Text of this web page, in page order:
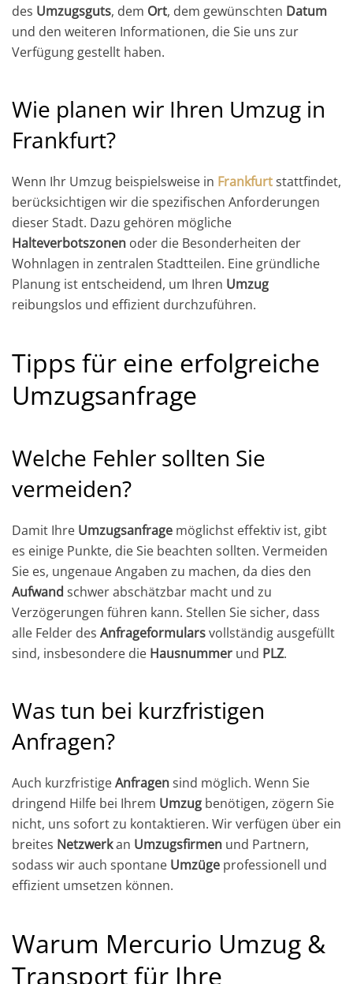
des Umzugsguts, dem Ort, dem gewünschten Datum
und den weiteren Informationen, die Sie uns zur
Verfügung gestellt haben.
Wie planen wir Ihren Umzug in
Frankfurt?
Wenn Ihr Umzug beispielsweise in Frankfurtstattfindet,
berücksichtigen wir die spezifischen Anforderungen
dieser Stadt. Dazu gehören mögliche
Halteverbotszonen oder die Besonderheiten der
Wohnlagen in zentralen Stadtteilen. Eine gründliche
Planung ist entscheidend, um Ihren Umzug
reibungslos und effizient durchzuführen.
Tipps für eine erfolgreiche
Umzugsanfrage
Welche Fehler sollten Sie
vermeiden?
Damit Ihre Umzugsanfrage möglichst effektiv ist, gibt
es einige Punkte, die Sie beachten sollten. Vermeiden
Sie es, ungenaue Angaben zu machen, da dies den
Aufwand schwer abschätzbar macht und zu
Verzögerungen führen kann. Stellen Sie sicher, dass
alle Felder des Anfrageformularsvollständig ausgefüllt
sind, insbesondere die Hausnummer und PLZ.
Was tun bei kurzfristigen
Anfragen?
Auch kurzfristigeAnfragensind möglich. Wenn Sie
dringend Hilfe bei Ihrem Umzug benötigen, zögern Sie
nicht, uns sofort zu kontaktieren. Wir verfügen über ein
breites Netzwerkan Umzugsfirmen und Partnern,
sodass wir auch spontane Umzüge professionell und
effizient umsetzen können.
Warum Mercurio Umzug &
Transport für Ihre